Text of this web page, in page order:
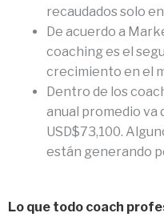
recaudados solo
De acuerdo a
coaching es el
crecimiento en el
Dentro de los
anual promedio va
USD$73,100.
están generando
Lo que todo coach